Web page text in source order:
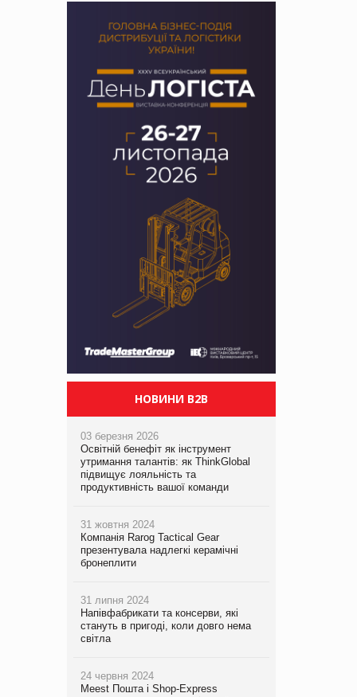
НОВИНИ B2B
03 березня 2026
Освітній бенефіт як інструмент
утримання талантів: як ThinkGlobal
підвищує лояльність та
продуктивність вашої команди
31 жовтня 2024
Компанія Rarog Tactical Gear
презентувала надлегкі керамічні
бронеплити
31 липня 2024
Напівфабрикати та консерви, які
стануть в пригоді, коли довго нема
світла
24 червня 2024
Meest Пошта і Shop-Express